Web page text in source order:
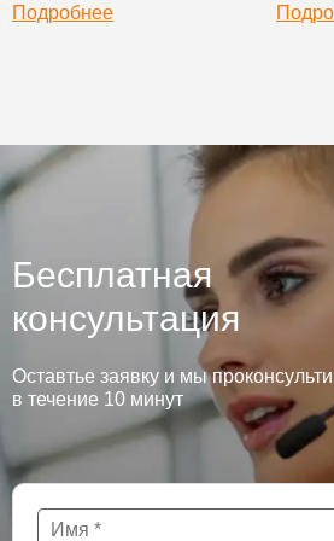
Подробнее
Бесплатная
консультация
Оставтье заявку и мы
в течение 10 минут